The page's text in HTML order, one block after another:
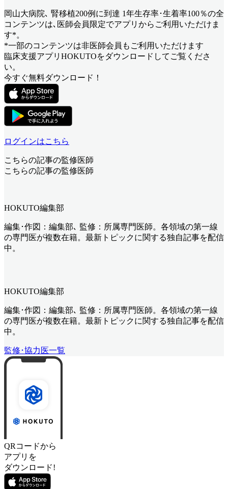
岡山大病院､ 腎移植200例に到達 1年生存率･生着率100％の全
コンテンツは､医師会員限定でアプリからご利用いただけま
す*。
*一部のコンテンツは非医師会員もご利用いただけます
臨床支援アプリHOKUTOをダウンロードしてご覧くださ
い。
今すぐ無料ダウンロード！
ログインはこちら
こちらの記事の監修医師
こちらの記事の監修医師
HOKUTO編集部
編集･作図：編集部､ 監修：所属専門医師。各領域の第一線
の専門医が複数在籍。最新トピックに関する独自記事を配信
中。
HOKUTO編集部
編集･作図：編集部､ 監修：所属専門医師。各領域の第一線
の専門医が複数在籍。最新トピックに関する独自記事を配信
中。
監修･協力医一覧
QRコードから
アプリを
ダウンロード!